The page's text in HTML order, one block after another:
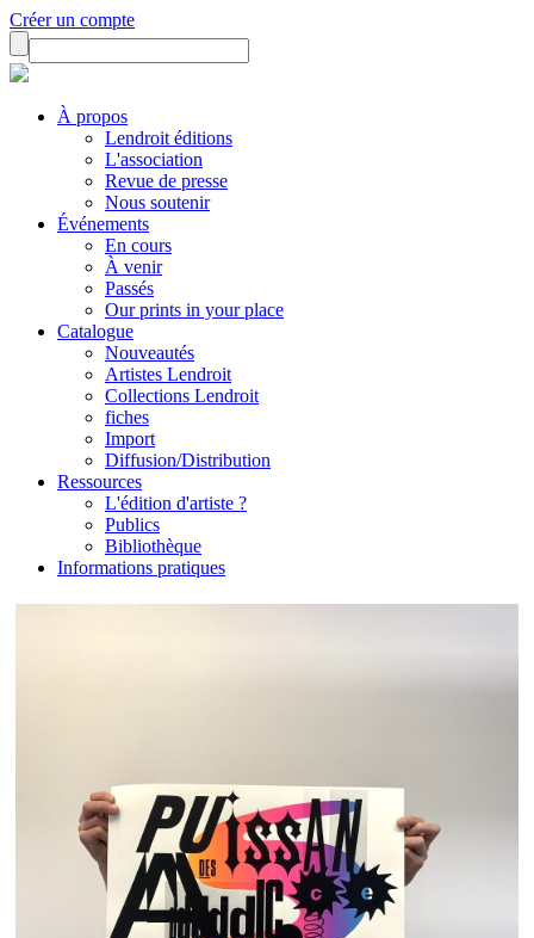
Créer un compte
À propos
Lendroit éditions
L'association
Revue de presse
Nous soutenir
Événements
En cours
À venir
Passés
Our prints in your place
Catalogue
Nouveautés
Artistes Lendroit
Collections Lendroit
fiches
Import
Diffusion/Distribution
Ressources
L'édition d'artiste ?
Publics
Bibliothèque
Informations pratiques